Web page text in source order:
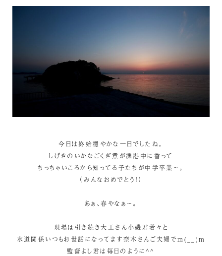
今日は終始穏やかな一日でしたね。
しげきのいかなごくぎ煮が漁港中に香って
ちっちゃいころから知ってる子たちが中学卒業～。
（みんなおめでとう！）
あぁ、春やなぁ～。
現場は引き続き大工さん小磯君着々と
水道関係いつもお世話になってます奈木さんご夫婦でm(__)m
監督よし君は毎日のように^^